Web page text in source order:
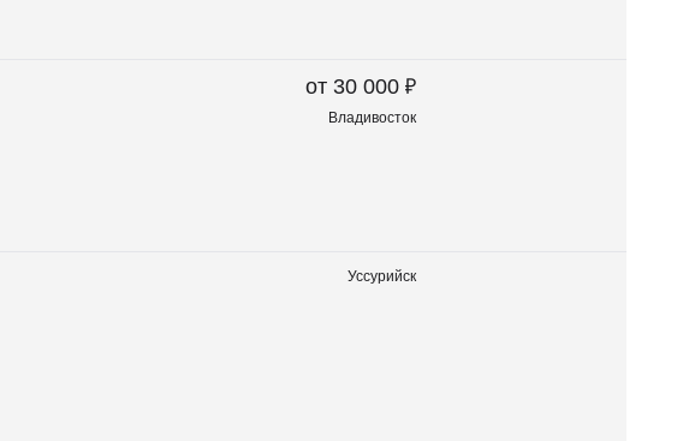
от 30 000 ₽
Владивосток
Уссурийск